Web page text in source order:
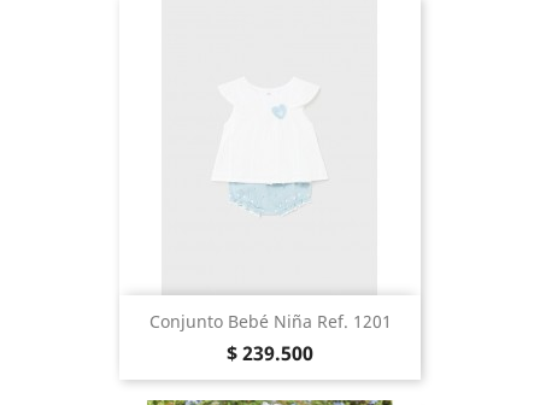
Conjunto Bebé Niña Ref. 1201
Precio
$ 239.500